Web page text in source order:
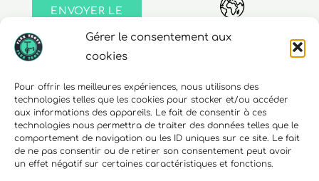
Gérer le consentement aux
cookies
Pour offrir les meilleures expériences, nous utilisons des
technologies telles que les cookies pour stocker et/ou accéder
aux informations des appareils. Le fait de consentir à ces
technologies nous permettra de traiter des données telles que le
comportement de navigation ou les ID uniques sur ce site. Le fait
de ne pas consentir ou de retirer son consentement peut avoir
un effet négatif sur certaines caractéristiques et fonctions.
ENVOYER LE
30 rue Edouard Richard
68000 Colmar
Téléphone